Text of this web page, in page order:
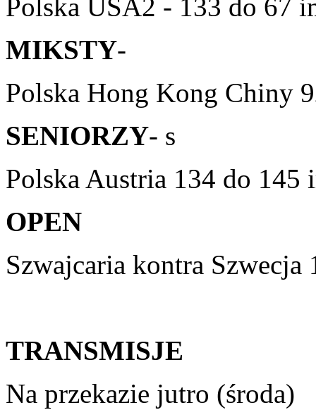
Polska USA2 - 133 do 67
MIKSTY-
Polska Hong Kong Chiny
SENIORZY- s
Polska Austria 134 do 145
OPEN
Szwajcaria kontra
TRANSMISJE
Na przekazie jutro (środa)